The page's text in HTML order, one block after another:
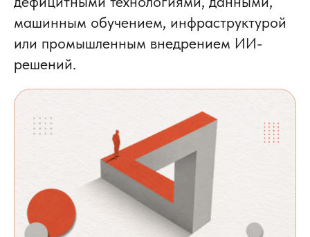
машинным обучением, инфраструктурой
или промышленным внедрением ИИ-
решений.